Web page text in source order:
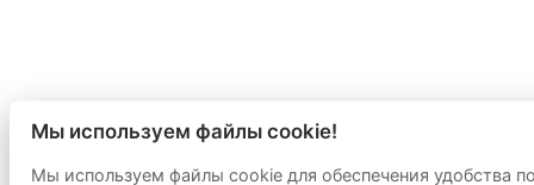
Мы используем файлы cookie!
Мы используем файлы cookie для обеспечения удобства